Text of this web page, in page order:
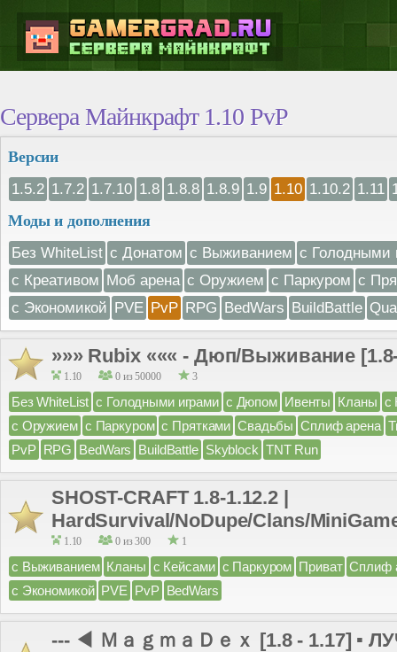
Сервера Майнкрафт 1.10 PvP
Версии
1.5.2 1.7.2 1.7.10 1.8 1.8.8 1.8.9 1.9 1.10 1.10.2 1.11
Моды и дополнения
Без WhiteList с Донатом с Выживанием с Голодными
с Креативом Моб арена с Оружием с Паркуром с
с Экономикой PVE PvP RPG BedWars BuildBattle
»»» Rubix ««« - Дюп/Выживание
1.10 0 из 50000 3
Без WhiteList с Голодными играми с Дюпом Ивенты Кланы с
с Оружием с Паркуром с Прятками Свадьбы Сплиф арена
PvP RPG BedWars BuildBattle Skyblock TNT Run
SHOST-CRAFT 1.8-1.12.2 |
HardSurvival/NoDupe/Clans/
1.10 0 из 300 1
с Выживанием Кланы с Кейсами с Паркуром Приват Сплиф
с Экономикой PVE PvP BedWars
--- ◀ ＭａｇｍａＤｅｘ [1.8 - 1.17] ▪